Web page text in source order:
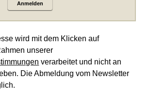
Anmelden
wird mit dem Klicken auf
unserer
verarbeitet und nicht an
Die Abmeldung vom Newsletter